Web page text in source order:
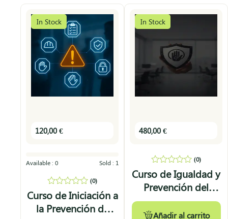
In Stock
120,00 €
Available : 0 Sold : 1
out
of
5
(0)
Curso de Iniciación a
la Prevención de
In Stock
480,00 €
out
of
5
(0)
Curso de Igualdad y
Prevención del
Acoso
Añadir al carrito